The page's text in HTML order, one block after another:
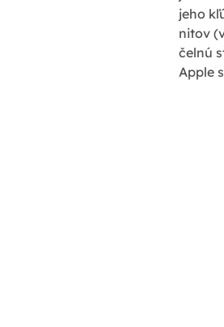
jeho
nitov
čelnú
Apple